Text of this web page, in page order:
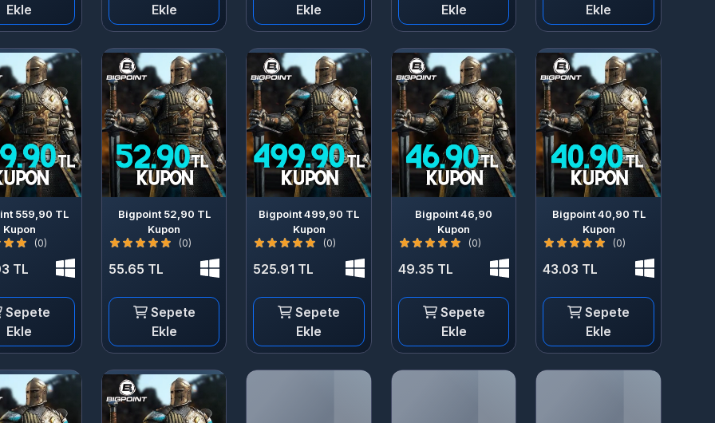
Ekle
Ekle
Ekle
Ekle
Ekle
559,90 TL
Kupon
(0)
TL
Sepete
Ekle
Bigpoint 52,90 TL
Kupon
(0)
55.65 TL
Sepete
Ekle
Bigpoint 499,90 TL
Kupon
(0)
525.91 TL
Sepete
Ekle
Bigpoint 46,90
Kupon
(0)
49.35 TL
Sepete
Ekle
Bigpoint 40,90 TL
Kupon
(0)
43.03 TL
Sepete
Ekle